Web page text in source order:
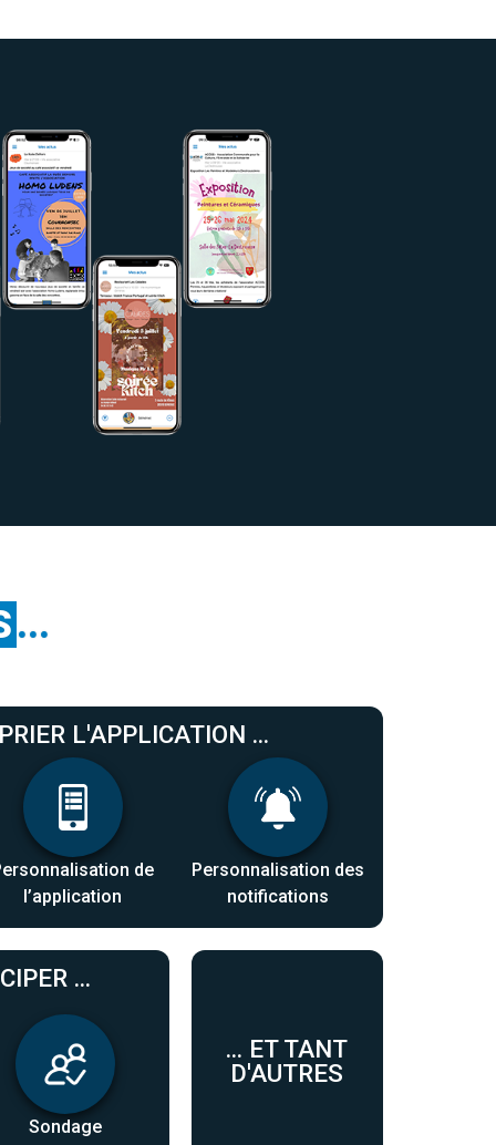
...
L'APPLICATION ...
de
l’application
Personnalisation des
notifications
...
Sondage
... ET TANT
D'AUTRES